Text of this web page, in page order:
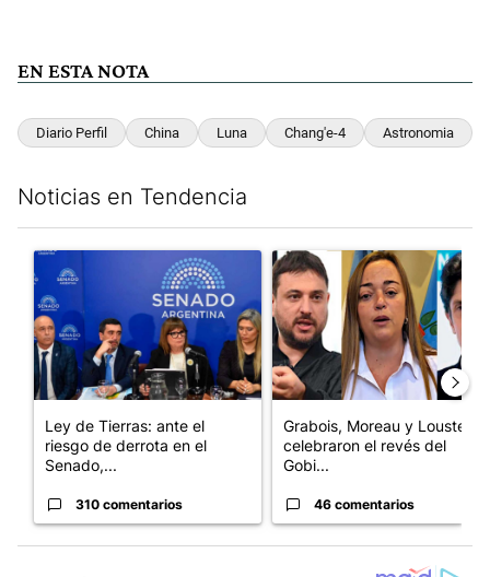
EN ESTA NOTA
Diario Perfil China Luna Chang'e-4 Astronomia
Noticias en Tendencia
Un artículo de tendencia con el título "Ley de Tierras: ante el
Ley de Tierras: ante el
riesgo de derrota en el
Senado,...
310 comentarios
Un artículo de tendencia con
Grabois, Moreau y Lousteau
celebraron el revés del
Gobi...
46 comentarios